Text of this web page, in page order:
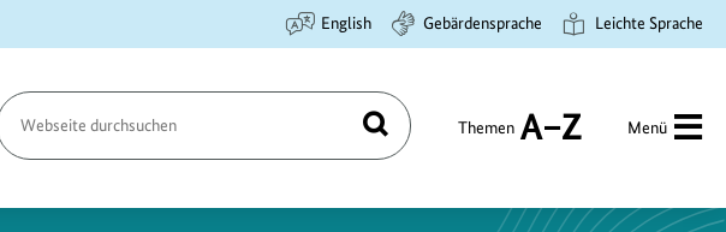
English Gebärdensprache Leichte Sprache
Seite
durchsuchen
Suchen Themen
A
Menü